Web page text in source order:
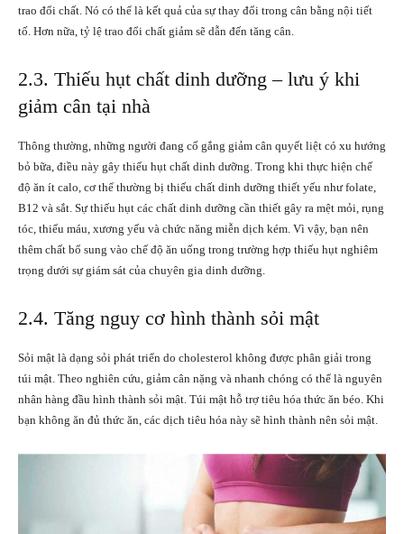
trao đổi chất. Nó có thể là kết quả của sự thay đổi trong cân bằng nội tiết
tố. Hơn nữa, tỷ lệ trao đổi chất giảm sẽ dẫn đến tăng cân.
2.3. Thiếu hụt chất dinh dưỡng – lưu ý khi
giảm cân tại nhà
Thông thường, những người đang cố gắng giảm cân quyết liệt có xu hướng
bỏ bữa, điều này gây thiếu hụt chất dinh dưỡng. Trong khi thực hiện chế
độ ăn ít calo, cơ thể thường bị thiếu chất dinh dưỡng thiết yếu như folate,
B12 và sắt. Sự thiếu hụt các chất dinh dưỡng cần thiết gây ra mệt mỏi, rụng
tóc, thiếu máu, xương yếu và chức năng miễn dịch kém. Vì vậy, bạn nên
thêm chất bổ sung vào chế độ ăn uống trong trường hợp thiếu hụt nghiêm
trọng dưới sự giám sát của chuyên gia dinh dưỡng.
2.4. Tăng nguy cơ hình thành sỏi mật
Sỏi mật là dạng sỏi phát triển do cholesterol không được phân giải trong
túi mật. Theo nghiên cứu, giảm cân nặng và nhanh chóng có thể là nguyên
nhân hàng đầu hình thành sỏi mật. Túi mật hỗ trợ tiêu hóa thức ăn béo. Khi
bạn không ăn đủ thức ăn, các dịch tiêu hóa này sẽ hình thành nên sỏi mật.